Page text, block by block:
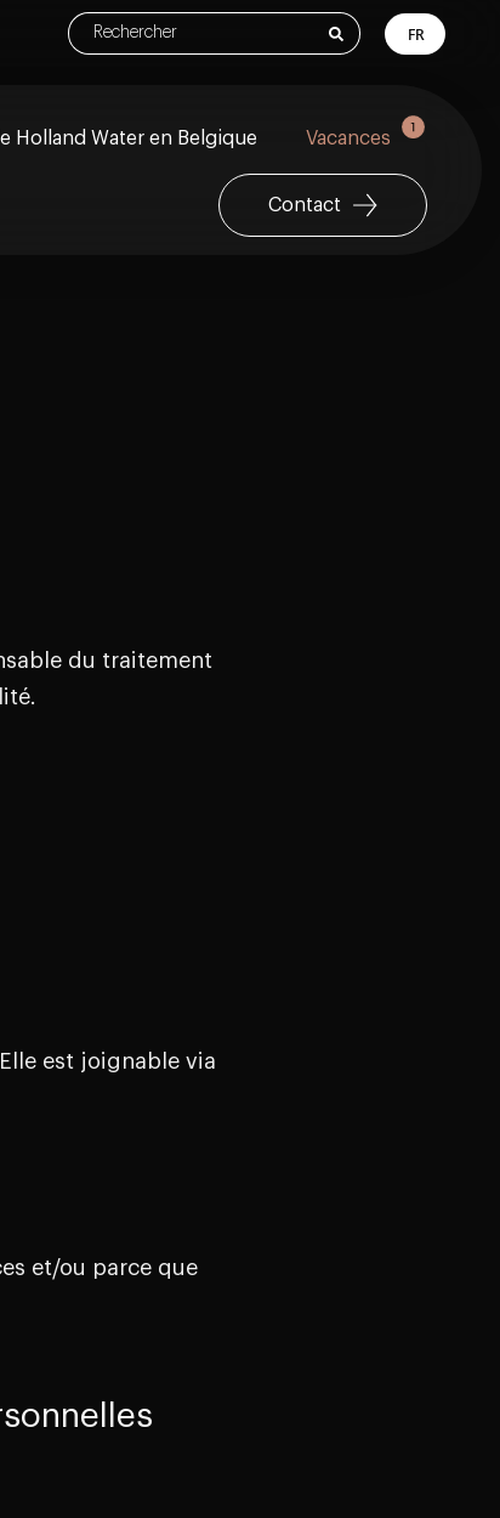
FR
Holland Water en Belgique
gestion moderne de l'eau
Vacances
Contact
du traitement
est joignable via
et/ou parce que